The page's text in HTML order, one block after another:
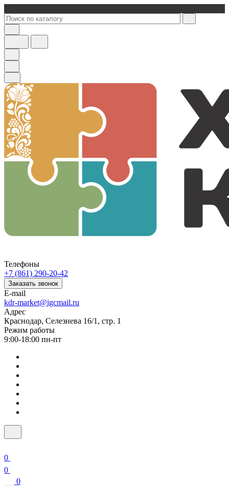
Телефоны
+7 (861) 290-20-42
Заказать звонок
E-mail
kdr-market@igcmail.ru
Адрес
Краснодар, Селезнева 16/1, стр. 1
Режим работы
9:00-18:00 пн-пт
0
0
0